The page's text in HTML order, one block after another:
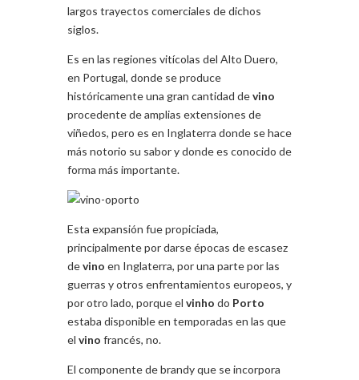
largos trayectos comerciales de dichos
siglos.
Es en las regiones vitícolas del Alto Duero,
en Portugal, donde se produce
históricamente una gran cantidad devino
procedente de amplias extensiones de
viñedos, pero es en Inglaterra donde se hace
más notorio su sabor y donde es conocido de
forma más importante.
Esta expansión fue propiciada,
principalmente por darse épocas de escasez
devino en Inglaterra, por una parte por las
guerras y otros enfrentamientos europeos, y
por otro lado, porque el vinho do Porto
estaba disponible en temporadas en las que
el vino francés, no.
El componente de brandy que se incorpora